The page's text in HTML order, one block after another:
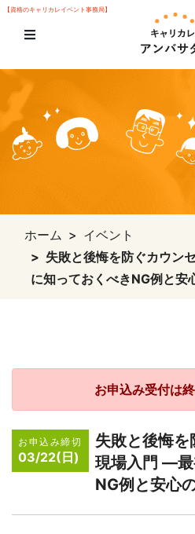
【資格のキャリカレイベント事務局】
ホーム
イベント
失敗と後悔を防ぐカウン
に知っておくべきNG例と安
お申込み受付は
お申込み締切
03/22(日)
失敗と後悔
現場入門 ―最
NG例と安心